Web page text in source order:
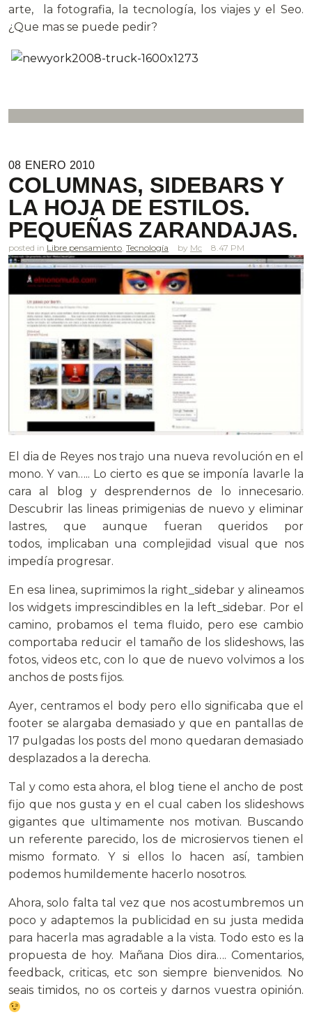
arte, la fotografia, la tecnología, los viajes y el Seo.
¿Que mas se puede pedir?
08 ENERO 2010
COLUMNAS, SIDEBARS Y
LA HOJA DE ESTILOS.
PEQUEÑAS ZARANDAJAS.
posted in Libre pensamiento, Tecnología Mc 8.47 PM
El dia de Reyes nos trajo una nueva revolución en el
mono. Y van….. Lo cierto es que se imponía lavarle la
cara al blog y desprendernos de lo innecesario.
Descubrir las lineas primigenias de nuevo y eliminar
lastres, que aunque fueran queridos por
todos, implicaban una complejidad visual que nos
impedía progresar.
En esa linea, suprimimos la right_sidebar y alineamos
los widgets imprescindibles en la left_sidebar. Por el
camino, probamos el tema fluido, pero ese cambio
comportaba reducir el tamaño de los slideshows, las
fotos, videos etc, con lo que de nuevo volvimos a los
anchos de posts fijos.
Ayer, centramos el body pero ello significaba que el
footer se alargaba demasiado y que en pantallas de
17 pulgadas los posts del mono quedaran demasiado
desplazados a la derecha.
Tal y como esta ahora, el blog tiene el ancho de post
fijo que nos gusta y en el cual caben los slideshows
gigantes que ultimamente nos motivan. Buscando
un referente parecido, los de microsiervos tienen el
mismo formato. Y si ellos lo hacen así, tambien
podemos humildemente hacerlo nosotros.
Ahora, solo falta tal vez que nos acostumbremos un
poco y adaptemos la publicidad en su justa medida
para hacerla mas agradable a la vista. Todo esto es la
propuesta de hoy. Mañana Dios dira…. Comentarios,
feedback, criticas, etc son siempre bienvenidos. No
seais timidos, no os corteis y darnos vuestra opinión.